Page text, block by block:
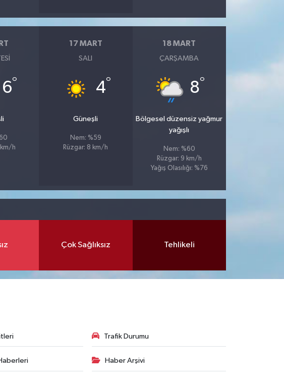
6°
km/h
17 MART
SALI
4°
Güneşli
Nem: %59
Rüzgar: 8 km/h
18 MART
ÇARŞAMBA
8°
Bölgesel düzensiz yağmur
yağışlı
Nem: %60
Rüzgar: 9 km/h
Yağış Olasılığı: %76
Çok Sağlıksız Tehlikeli
Trafik Durumu
Haber Arşivi